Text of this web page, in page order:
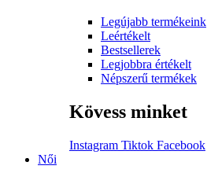
Legújabb termékeink
Leértékelt
Bestsellerek
Legjobbra értékelt
Népszerű termékek
Kövess minket
Instagram Tiktok Facebook
Női